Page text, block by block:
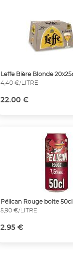
Leffe Bière Blonde
4,40 €/LITRE
22.00 €
Pélican Rouge boite 50cl
5,90 €/LITRE
2.95 €